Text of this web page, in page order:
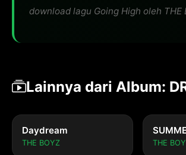
download lagu Going High oleh
Lainnya dari Album:
Daydream
THE BOYZ THE